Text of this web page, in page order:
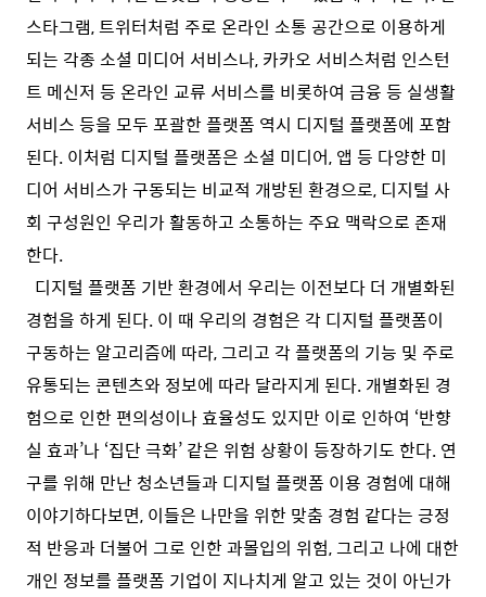
스타그램, 트위터처럼 주로 온라인 소통 공간으로 이용하게
되는 각종 소셜 미디어 서비스나, 카카오 서비스처럼 인스턴
트 메신저 등 온라인 교류 서비스를 비롯하여 금융 등 실생활
서비스 등을 모두 포괄한 플랫폼 역시 디지털 플랫폼에 포함
된다. 이처럼 디지털 플랫폼은 소셜 미디어, 앱 등 다양한 미
디어 서비스가 구동되는 비교적 개방된 환경으로, 디지털 사
회 구성원인 우리가 활동하고 소통하는 주요 맥락으로 존재
한다.
디지털 플랫폼 기반 환경에서 우리는 이전보다 더 개별화된
경험을 하게 된다. 이 때 우리의 경험은 각 디지털 플랫폼이
구동하는 알고리즘에 따라, 그리고 각 플랫폼의 기능 및 주로
유통되는 콘텐츠와 정보에 따라 달라지게 된다. 개별화된 경
험으로 인한 편의성이나 효율성도 있지만 이로 인하여 ‘반향
실 효과’나 ‘집단 극화’ 같은 위험 상황이 등장하기도 한다. 연
구를 위해 만난 청소년들과 디지털 플랫폼 이용 경험에 대해
이야기하다보면, 이들은 나만을 위한 맞춤 경험 같다는 긍정
적 반응과 더불어 그로 인한 과몰입의 위험, 그리고 나에 대한
개인 정보를 플랫폼 기업이 지나치게 알고 있는 것이 아닌가